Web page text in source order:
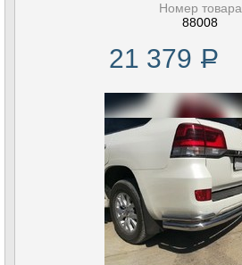
Номер товара
88008
21 379 Р